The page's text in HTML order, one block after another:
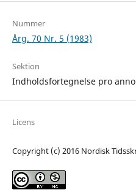
Nummer
Årg. 70 Nr. 5 (1983)
Sektion
Indholdsfortegnelse pro anno
Licens
Copyright (c) 2016 Nordisk